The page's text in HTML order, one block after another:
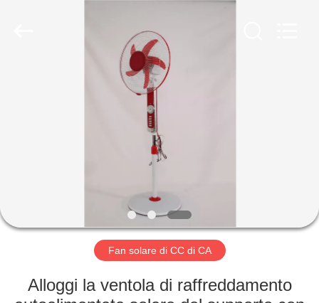
GIRO
FABBRICA
Fan solare di CC di CA
Alloggi la ventola di raffreddamento